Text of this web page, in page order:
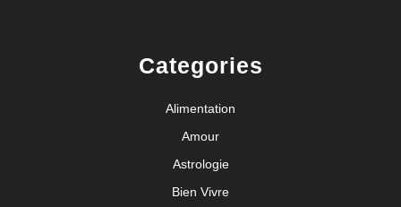
Categories
Alimentation
Amour
Astrologie
Bien Vivre